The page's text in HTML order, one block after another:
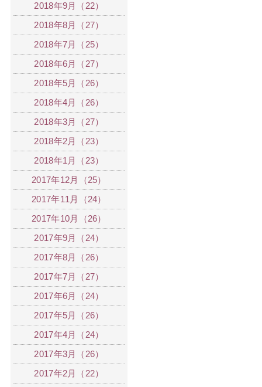
2018年9月（22）
2018年8月（27）
2018年7月（25）
2018年6月（27）
2018年5月（26）
2018年4月（26）
2018年3月（27）
2018年2月（23）
2018年1月（23）
2017年12月（25）
2017年11月（24）
2017年10月（26）
2017年9月（24）
2017年8月（26）
2017年7月（27）
2017年6月（24）
2017年5月（26）
2017年4月（24）
2017年3月（26）
2017年2月（22）